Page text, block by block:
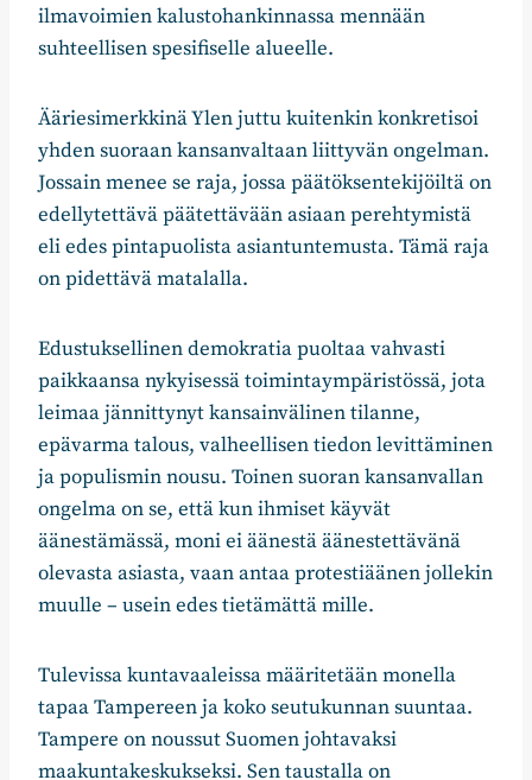
ilmavoimien kalustohankinnassa mennään
suhteellisen spesifiselle alueelle.
Ääriesimerkkinä Ylen juttu kuitenkin konkretisoi
yhden suoraan kansanvaltaan liittyvän ongelman.
Jossain menee se raja, jossa päätöksentekijöiltä on
edellytettävä päätettävään asiaan perehtymistä
eli edes pintapuolista asiantuntemusta. Tämä raja
on pidettävä matalalla.
Edustuksellinen demokratia puoltaa vahvasti
paikkaansa nykyisessä toimintaympäristössä, jota
leimaa jännittynyt kansainvälinen tilanne,
epävarma talous, valheellisen tiedon levittäminen
ja populismin nousu. Toinen suoran kansanvallan
ongelma on se, että kun ihmiset käyvät
äänestämässä, moni ei äänestä äänestettävänä
olevasta asiasta, vaan antaa protestiäänen jollekin
muulle – usein edes tietämättä mille.
Tulevissa kuntavaaleissa määritetään monella
tapaa Tampereen ja koko seutukunnan suuntaa.
Tampere on noussut Suomen johtavaksi
maakuntakeskukseksi. Sen taustalla on